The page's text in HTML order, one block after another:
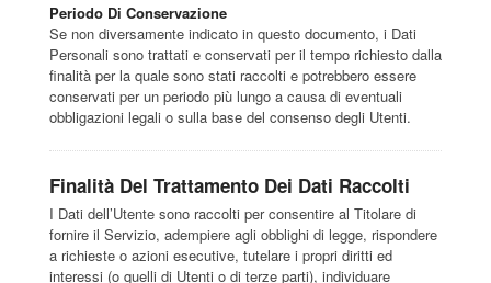
Periodo Di Conservazione
Se non diversamente indicato in questo documento, i Dati
Personali sono trattati e conservati per il tempo richiesto dalla
finalità per la quale sono stati raccolti e potrebbero essere
conservati per un periodo più lungo a causa di eventuali
obbligazioni legali o sulla base del consenso degli Utenti.
Finalità Del Trattamento Dei Dati Raccolti
I Dati dell’Utente sono raccolti per consentire al Titolare di
fornire il Servizio, adempiere agli obblighi di legge, rispondere
a richieste o azioni esecutive, tutelare i propri diritti ed
interessi (o quelli di Utenti o di terze parti), individuare